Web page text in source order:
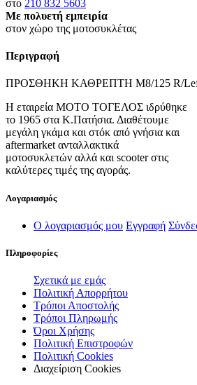
στο 210 832 5603
Με πολυετή εμπειρία
στον χώρο της μοτοσυκλέτας
Περιγραφή
ΠΡΟΣΘΗΚΗ ΚΑΘΡΕΠΤΗ M8/125 R/
Η εταιρεία ΜΟΤΟ ΤΟΓΕΛΟΣ ιδρύθηκε
το 1965 στα Κ.Πατήσια. Διαθέτουμε
μεγάλη γκάμα και στόκ από γνήσια και
aftermarket ανταλλακτικά
μοτοσυκλετών αλλά και scooter στις
καλύτερες τιμές της αγοράς.
Λογαριασμός
Ο λογαριασμός μου Εγγραφή
Πληροφορίες
Σχετικά με εμάς
Πολιτική Απορρήτου
Τρόποι Αποστολής
Τρόποι Πληρωμής
Όροι Χρήσης
Πολιτική Επιστροφών
Πολιτική Cookies
Διαχείριση Cookies